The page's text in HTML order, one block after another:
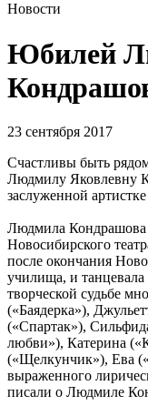
Новости
Юбилей
23 сентября 2017
Счастливы быть
Людмилу Яковлевну
заслуженной
Людмила Кондрашова
Новосибирского
после окончания
училища, и танцевала
творческой судьбе
(«Баядерка»),
(«Спартак»),
любви»), Катерина
(«Щелкунчик»), Ева
выраженного
писали о Людмиле